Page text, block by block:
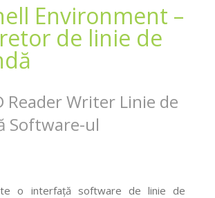
Environment –
de linie de
Reader Writer Linie de
Software-ul
o interfață software de linie de